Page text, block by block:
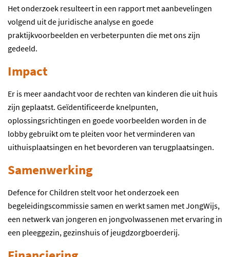
Het onderzoek resulteert in een rapport met aanbevelingen
volgend uit de juridische analyse en goede
praktijkvoorbeelden en verbeterpunten die met ons zijn
gedeeld.
Impact
Er is meer aandacht voor de rechten van kinderen die uit huis
zijn geplaatst. Geïdentificeerde knelpunten,
oplossingsrichtingen en goede voorbeelden worden in de
lobby gebruikt om te pleiten voor het verminderen van
uithuisplaatsingen en het bevorderen van terugplaatsingen.
Samenwerking
Defence for Children stelt voor het onderzoek een
begeleidingscommissie samen en werkt samen met JongWijs,
een netwerk van jongeren en jongvolwassenen met ervaring in
een pleeggezin, gezinshuis of jeugdzorgboerderij.